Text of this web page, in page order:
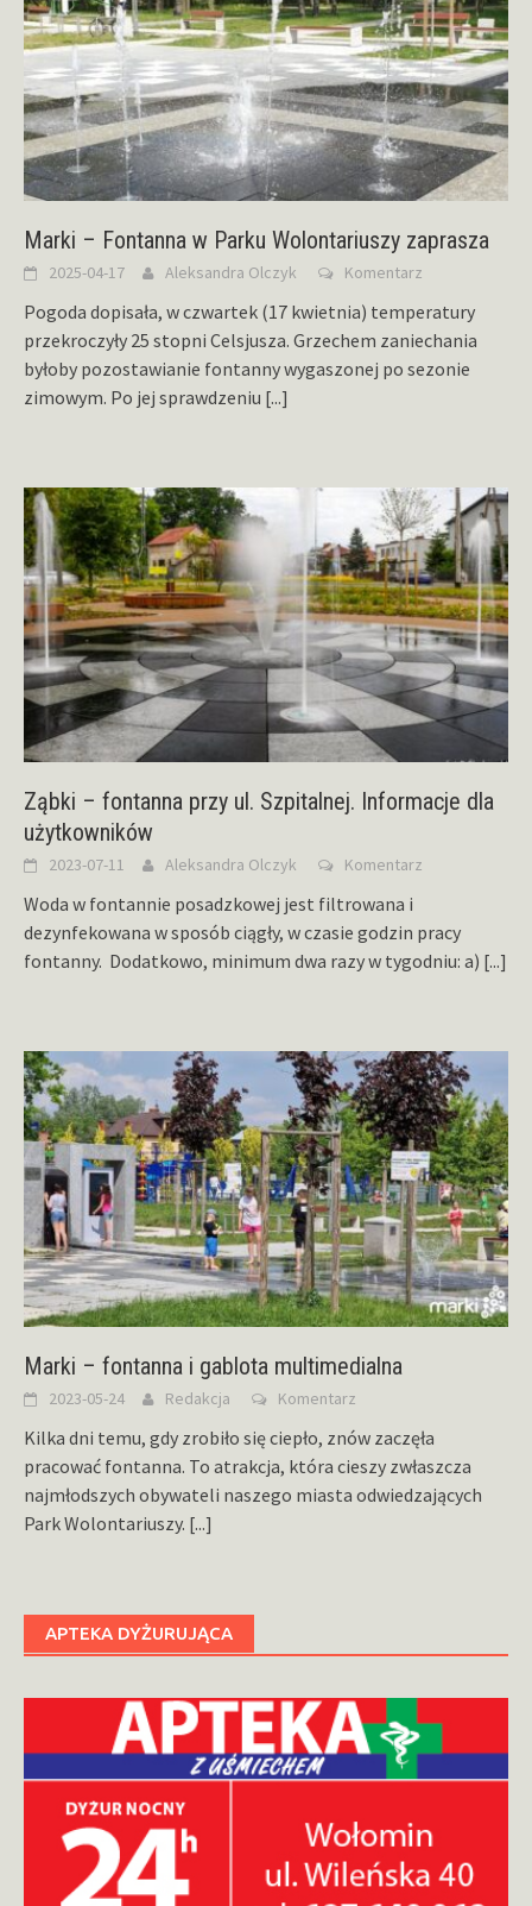
Marki – Fontanna w Parku Wolontariuszy zaprasza
2025-04-17 Aleksandra Olczyk Komentarz
Pogoda dopisała, w czwartek (17 kwietnia) temperatury
przekroczyły 25 stopni Celsjusza. Grzechem zaniechania
byłoby pozostawianie fontanny wygaszonej po sezonie
zimowym. Po jej sprawdzeniu [...]
Ząbki – fontanna przy ul. Szpitalnej. Informacje dla
użytkowników
2023-07-11 Aleksandra Olczyk Komentarz
Woda w fontannie posadzkowej jest filtrowana i
dezynfekowana w sposób ciągły, w czasie godzin pracy
fontanny. Dodatkowo, minimum dwa razy w tygodniu: a) [...]
Marki – fontanna i gablota multimedialna
2023-05-24 Redakcja Komentarz
Kilka dni temu, gdy zrobiło się ciepło, znów zaczęła
pracować fontanna. To atrakcja, która cieszy zwłaszcza
najmłodszych obywateli naszego miasta odwiedzających
Park Wolontariuszy. [...]
APTEKA DYŻURUJĄCA